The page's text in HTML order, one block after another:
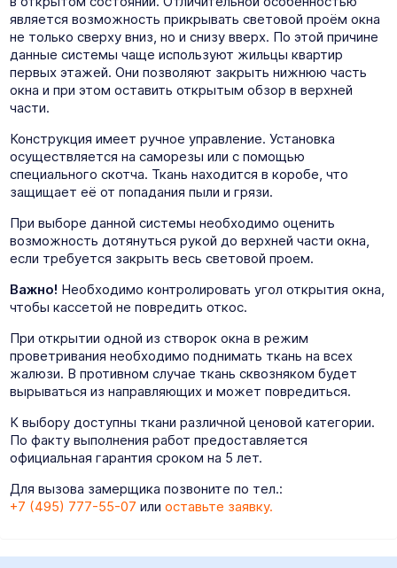
является возможность прикрывать световой проём окна
не только сверху вниз, но и снизу вверх. По этой причине
данные системы чаще используют жильцы квартир
первых этажей. Они позволяют закрыть нижнюю часть
окна и при этом оставить открытым обзор в верхней
части.
Конструкция имеет ручное управление. Установка
осуществляется на саморезы или с помощью
специального скотча. Ткань находится в коробе, что
защищает её от попадания пыли и грязи.
При выборе данной системы необходимо оценить
возможность дотянуться рукой до верхней части окна,
если требуется закрыть весь световой проем.
Важно! Необходимо контролировать угол открытия окна,
чтобы кассетой не повредить откос.
При открытии одной из створок окна в режим
проветривания необходимо поднимать ткань на всех
жалюзи. В противном случае ткань сквозняком будет
вырываться из направляющих и может повредиться.
К выбору доступны ткани различной ценовой категории.
По факту выполнения работ предоставляется
официальная гарантия сроком на 5 лет.
Для вызова замерщика позвоните по тел.:
+7 (495) 777-55-07 или оставьте заявку.